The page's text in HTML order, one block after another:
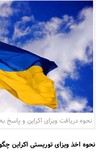
نحوه دریافت ویزای اکراین و پاسخ
نحوه اخذ ویزای توریستی اکراین